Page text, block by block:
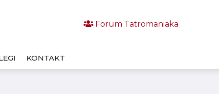
Forum Tatromaniaka
KONTAKT